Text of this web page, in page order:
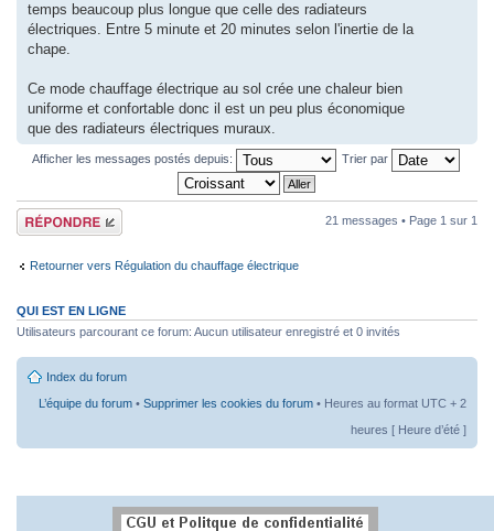
temps beaucoup plus longue que celle des radiateurs
électriques. Entre 5 minute et 20 minutes selon l'inertie de la
chape.
Ce mode chauffage électrique au sol crée une chaleur bien
uniforme et confortable donc il est un peu plus économique
que des radiateurs électriques muraux.
Afficher les messages postés depuis: Trier par
Répondre 21 messages • Page 1 sur 1
Retourner vers Régulation du chauffage électrique
QUI EST EN LIGNE
Utilisateurs parcourant ce forum: Aucun utilisateur enregistré et 0 invités
Index du forum
L’équipe du forum • Supprimer les cookies du forum • Heures au format UTC + 2
heures [ Heure d’été ]